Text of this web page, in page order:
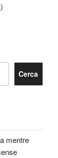
Cerca
mentre